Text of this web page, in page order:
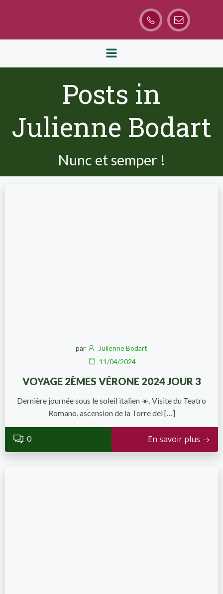
Posts in
Julienne Bodart
Nunc et semper !
par
Julienne Bodart
11/04/2024
VOYAGE 2ÈMES VÉRONE 2024 JOUR 3
Dernière journée sous le soleil italien ☀️. Visite du Teatro
Romano, ascension de la Torre dei […]
0 En savoir plus